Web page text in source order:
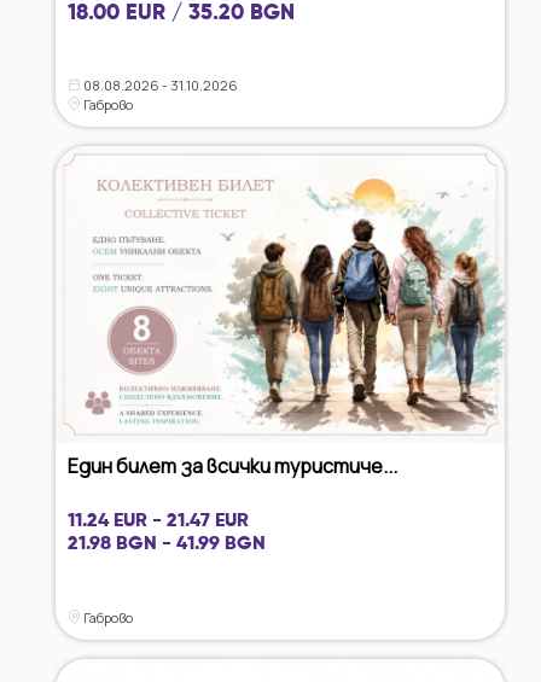
18.00 EUR / 35.20 BGN
08.08.2026 - 31.10.2026
Габрово
Един билет за всички туристиче...
11.24 EUR - 21.47 EUR
21.98 BGN - 41.99 BGN
Габрово